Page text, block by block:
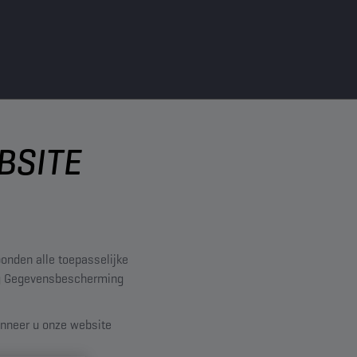
alle toepasselijke
u onze website